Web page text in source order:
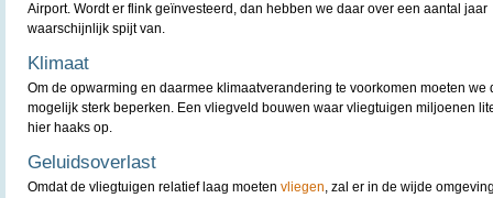
Airport. Wordt er flink geïnvesteerd, dan hebben we daar over een aantal jaar
waarschijnlijk spijt van.
Klimaat
Om de opwarming en daarmee klimaatverandering te voorkomen moeten we
mogelijk sterk beperken. Een vliegveld bouwen waar vliegtuigen miljoenen
hier haaks op.
Geluidsoverlast
Omdat de vliegtuigen relatief laag moeten vliegen, zal er in de wijde